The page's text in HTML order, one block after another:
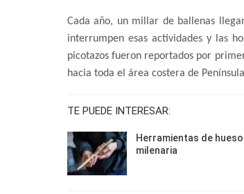
Cada año, un millar de ballenas
interrumpen esas actividades y las
picotazos fueron reportados por
hacia toda el área costera de
TE PUEDE INTERESAR:
Herramientas de
milenaria